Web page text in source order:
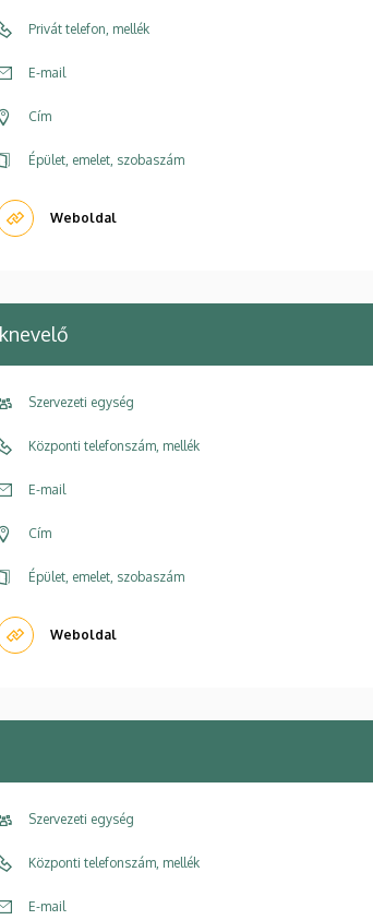
Privát telefon, mellék
E-mail
Cím
Épület, emelet, szobaszám
Weboldal
Szervezeti egység
Központi telefonszám, mellék
E-mail
Cím
Épület, emelet, szobaszám
Weboldal
Szervezeti egység
Központi telefonszám, mellék
E-mail